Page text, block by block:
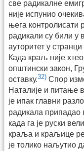
све радикалне
није испунио
њега контролисати
радикали су били
ауторитет у
Када краљ није
општински закон,
оставку.32) Спор
Наталије и питање
је ипак главни
радикала припадао
када га је руски
краља и краљице
је толико наљутио